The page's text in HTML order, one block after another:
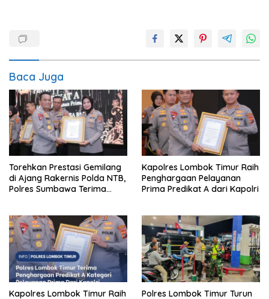
Baca Juga
Torehkan Prestasi Gemilang
di Ajang Rakernis Polda NTB,
Polres Sumbawa Terima
Kapolres Lombok Timur Raih
Penghargaan Pelayanan
Prima Predikat A dari Kapolri
Kapolres Lombok Timur Raih Polres Lombok Timur Turun